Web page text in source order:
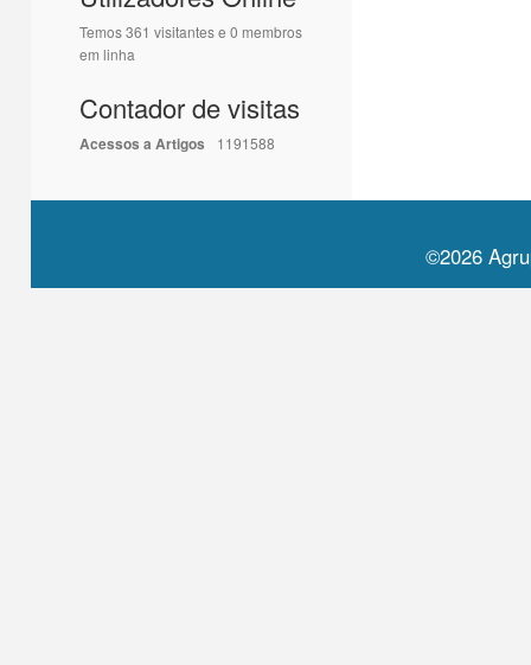
Temos 361 visitantes e 0 membros
em linha
Contador de visitas
Acessos a Artigos 1191588
©2026